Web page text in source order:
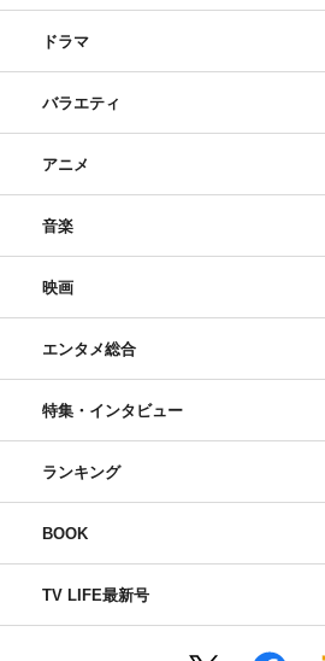
ドラマ
バラエティ
アニメ
音楽
映画
エンタメ総合
特集・インタビュー
ランキング
BOOK
TV LIFE最新号